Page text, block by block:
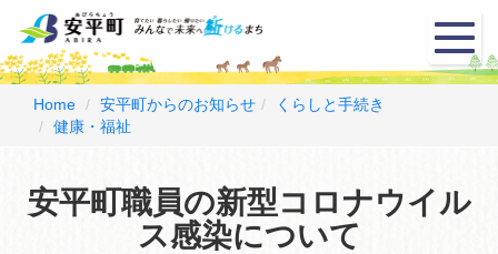
メ
ニ
ュ
Home 安平町からのお知らせ
くらしと手続き
健康・福祉
安平町職員の新型コロナウイル
ス感染について